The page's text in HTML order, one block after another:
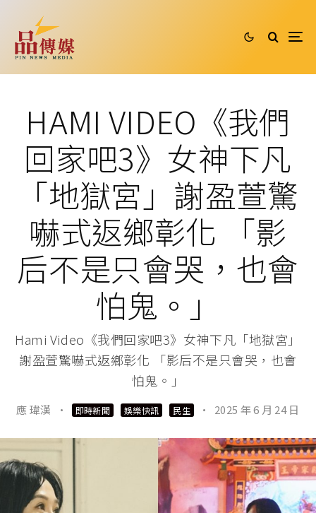
HAMI VIDEO《我們
回家吧3》女神下凡
「地獄宮」謝盈萱驚
嚇式返鄉彰化 「影
后不是只會哭，也會
怕鬼。」
Hami Video《我們回家吧3》女神下凡「地獄宮」
謝盈萱驚嚇式返鄉彰化 「影后不是只會哭，也會
怕鬼。」
應 瑋漢 · 即時新聞 娛樂快訊 民生 · 2025 年 6 月 24 日